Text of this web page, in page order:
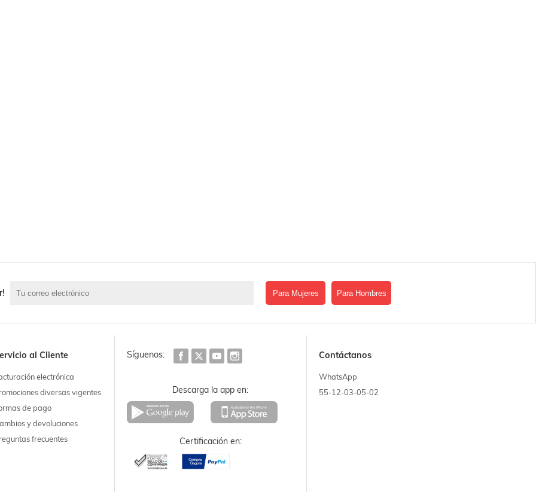
Para Mujeres Para Hombres
al Cliente
electrónica
diversas vigentes
de pago
y devoluciones
frecuentes
Síguenos:
Descarga la app en:
Certificación en:
Contáctanos
WhatsApp
55-12-03-05-02